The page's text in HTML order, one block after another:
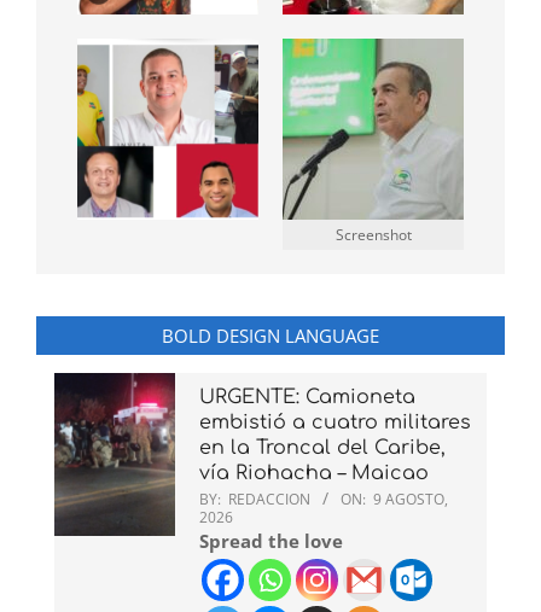
Screenshot
BOLD DESIGN LANGUAGE
URGENTE: Camioneta
embistió a cuatro militares
en la Troncal del Caribe,
vía Riohacha – Maicao
BY: REDACCION ON: 9 AGOSTO,
2026
Spread the love